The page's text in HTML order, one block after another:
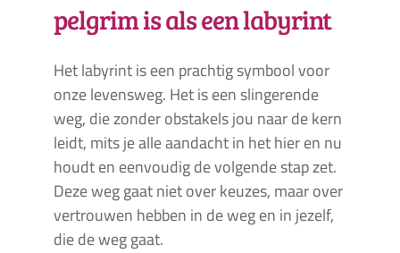
pelgrim is als een labyrint
Het labyrint is een prachtig symbool voor
onze levensweg. Het is een slingerende
weg, die zonder obstakels jou naar de kern
leidt, mits je alle aandacht in het hier en nu
houdt en eenvoudig de volgende stap zet.
Deze weg gaat niet over keuzes, maar over
vertrouwen hebben in de weg en in jezelf,
die de weg gaat.